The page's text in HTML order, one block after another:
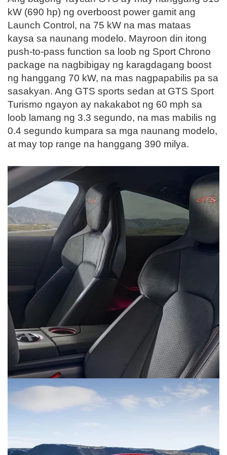
kW (690 hp) ng overboost power gamit ang
Launch Control, na 75 kW na mas mataas
kaysa sa naunang modelo. Mayroon din itong
push-to-pass function sa loob ng Sport Chrono
package na nagbibigay ng karagdagang boost
ng hanggang 70 kW, na mas nagpapabilis pa sa
sasakyan. Ang GTS sports sedan at GTS Sport
Turismo ngayon ay nakakabot ng 60 mph sa
loob lamang ng 3.3 segundo, na mas mabilis ng
0.4 segundo kumpara sa mga naunang modelo,
at may top range na hanggang 390 milya.